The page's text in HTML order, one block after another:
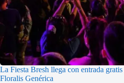
La Fiesta Bresh llega con entrada
Floralis Genérica